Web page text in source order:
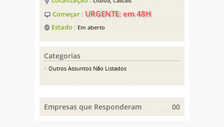
Começar : URGENTE: em 48H
Estado : Em aberto
Categorias
Outros Assuntos Não Listados
Empresas que Responderam 00